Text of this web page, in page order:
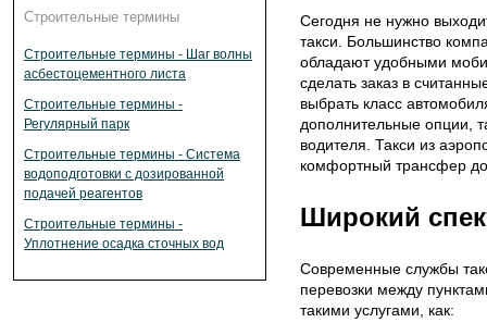
Строительные термины
Строительные термины - Шаг волны
асбестоцементного листа
Строительные термины -
Регулярный парк
Строительные термины - Система
водоподготовки с дозированной
подачей реагентов
Строительные термины -
Уплотнение осадка сточных вод
Сегодня не нужно
такси. Большинство
обладают удобными
сделать заказ в
выбрать класс
дополнительные опции,
водителя. Такси из
комфортный трансфер
Широкий
Современные службы
перевозки между
такими услугами, как: